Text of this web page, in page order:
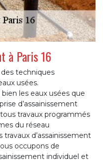
à Paris 16
techniques
usées.
les eaux usées que
d’assainissement
travaux programmés
du réseau
d’assainissement
occupons de
individuel et